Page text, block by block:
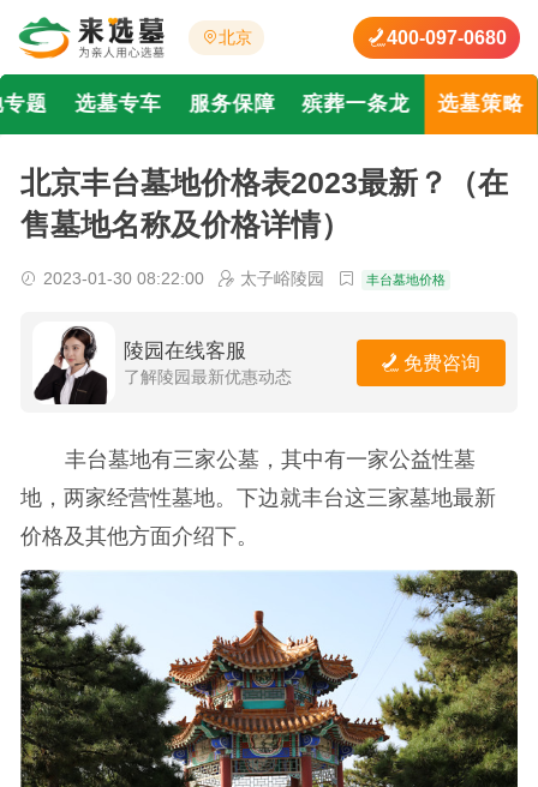
北京 400-097-0680
题 选墓专车 服务保障 殡葬一条龙 选墓策略
北京丰台墓地价格表2023最新？（在
售墓地名称及价格详情）
2023-01-30 08:22:00 太子峪陵园 丰台墓地价格
陵园在线客服
了解陵园最新优惠动态
免费咨询
丰台墓地有三家公墓，其中有一家公益性墓
地，两家经营性墓地。下边就丰台这三家墓地最新
价格及其他方面介绍下。